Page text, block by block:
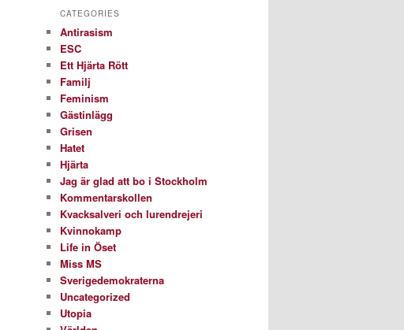
CATEGORIES
Antirasism
ESC
Ett Hjärta Rött
Familj
Feminism
Gästinlägg
Grisen
Hatet
Hjärta
Jag är glad att bo i Stockholm
Kommentarskollen
Kvacksalveri och lurendrejeri
Kvinnokamp
Life in Öset
Miss MS
Sverigedemokraterna
Uncategorized
Utopia